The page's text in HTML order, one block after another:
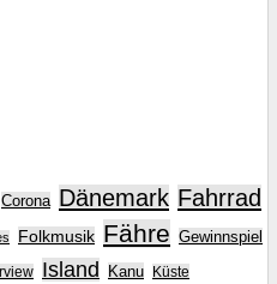
Corona Dänemark Fahrrad
Folkmusik Fähre Gewinnspiel
Island Kanu Küste